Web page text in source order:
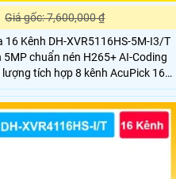
Giá gốc: 7,600,000 ₫
16 Kênh DH-XVR5116HS-5M-I3/T
5MP chuẩn nén H265+ AI-Coding
tích hợp 8 kênh AcuPick 16
analog 24 kênh SMD Plus IP cùng
mặt và IVS thông minh xuất hình
băng thông 128Mbps hỗ trợ ổ cứng
thanh hai chiều xem qua P2P dễ